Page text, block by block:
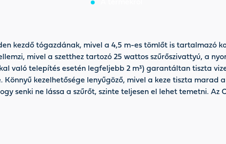
kezdő tógazdának, mivel a 4,5 m-es tömlőt is tartalmazó
mivel a szetthez tartozó 25 wattos szűrőszivattyú, a
való telepítés esetén legfeljebb 2 m³) garantáltan tiszta
kezelhetősége lenyűgöző, mivel a keze tiszta marad
senki ne lássa a szűrőt, szinte teljesen el lehet temetni. Az